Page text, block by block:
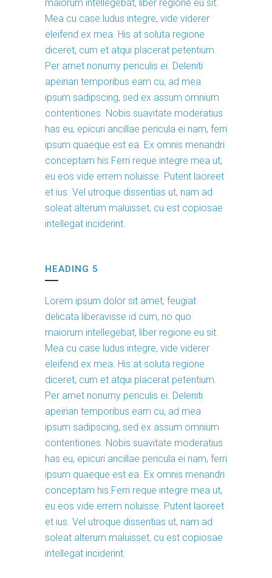
maiorum intellegebat, liber regione eu sit.
Mea cu case ludus integre, vide viderer
eleifend ex mea. His at soluta regione
diceret, cum et atqui placerat petentium.
Per amet nonumy periculis ei. Deleniti
apeirian temporibus eam cu, ad mea
ipsum sadipscing, sed ex assum omnium
contentiones. Nobis suavitate moderatius
has eu, epicuri ancillae pericula ei nam, ferri
ipsum quaeque est ea. Ex omnis menandri
conceptam his.Ferri reque integre mea ut,
eu eos vide errem noluisse. Putent laoreet
et ius. Vel utroque dissentias ut, nam ad
soleat alterum maluisset, cu est copiosae
intellegat inciderint.
HEADING 5
Lorem ipsum dolor sit amet, feugiat
delicata liberavisse id cum, no quo
maiorum intellegebat, liber regione eu sit.
Mea cu case ludus integre, vide viderer
eleifend ex mea. His at soluta regione
diceret, cum et atqui placerat petentium.
Per amet nonumy periculis ei. Deleniti
apeirian temporibus eam cu, ad mea
ipsum sadipscing, sed ex assum omnium
contentiones. Nobis suavitate moderatius
has eu, epicuri ancillae pericula ei nam, ferri
ipsum quaeque est ea. Ex omnis menandri
conceptam his.Ferri reque integre mea ut,
eu eos vide errem noluisse. Putent laoreet
et ius. Vel utroque dissentias ut, nam ad
soleat alterum maluisset, cu est copiosae
intellegat inciderint.